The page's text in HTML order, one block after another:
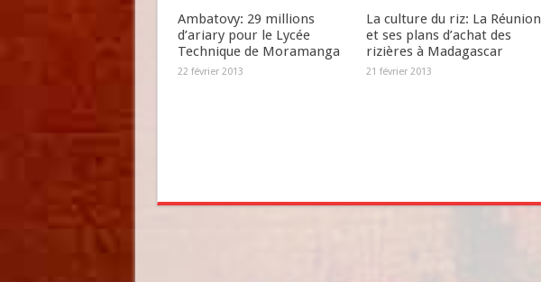
Ambatovy: 29 millions
d’ariary pour le Lycée
Technique de Moramanga
22 février 2013
La culture du riz: La Réunion
et ses plans d’achat des
rizières à Madagascar
21 février 2013